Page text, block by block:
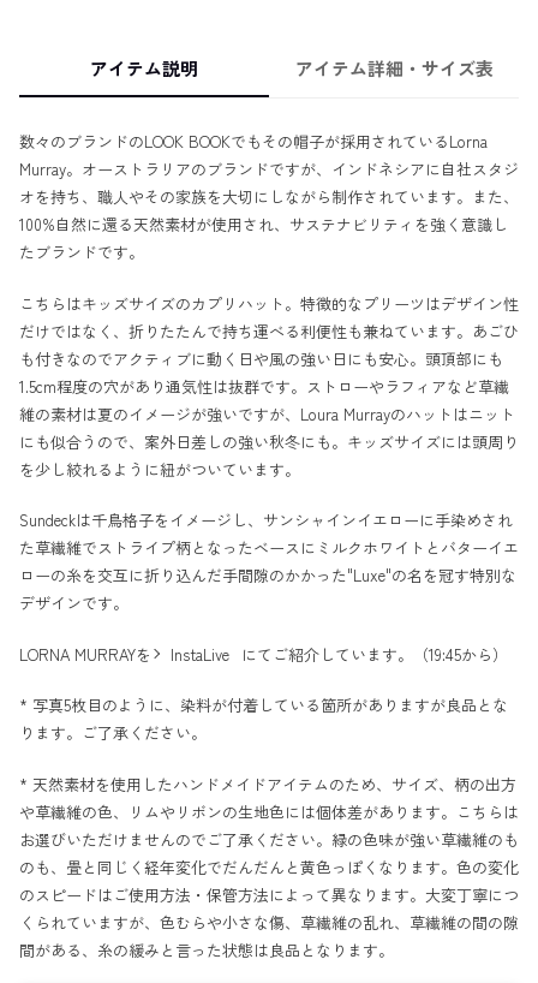
アイテム説明 アイテム詳細・サイズ表
数々のブランドのLOOK BOOKでもその帽子が採用されているLorna
Murray。オーストラリアのブランドですが、インドネシアに自社スタジ
オを持ち、職人やその家族を大切にしながら制作されています。また、
100%自然に還る天然素材が使用され、サステナビリティを強く意識し
たブランドです。
こちらはキッズサイズのカプリハット。特徴的なプリーツはデザイン性
だけではなく、折りたたんで持ち運べる利便性も兼ねています。あごひ
も付きなのでアクティブに動く日や風の強い日にも安心。頭頂部にも
1.5cm程度の穴があり通気性は抜群です。ストローやラフィアなど草繊
維の素材は夏のイメージが強いですが、Loura Murrayのハットはニット
にも似合うので、案外日差しの強い秋冬にも。キッズサイズには頭周り
を少し絞れるように紐がついています。
Sundeckは千鳥格子をイメージし、サンシャインイエローに手染めされ
た草繊維でストライプ柄となったベースにミルクホワイトとバターイエ
ローの糸を交互に折り込んだ手間隙のかかった"Luxe"の名を冠す特別な
デザインです。
LORNA MURRAYを InstaLive にてご紹介しています。（19:45から）
* 写真5枚目のように、染料が付着している箇所がありますが良品とな
ります。ご了承ください。
* 天然素材を使用したハンドメイドアイテムのため、サイズ、柄の出方
や草繊維の色、リムやリボンの生地色には個体差があります。こちらは
お選びいただけませんのでご了承ください。緑の色味が強い草繊維のも
のも、畳と同じく経年変化でだんだんと黄色っぽくなります。色の変化
のスピードはご使用方法・保管方法によって異なります。大変丁寧につ
くられていますが、色むらや小さな傷、草繊維の乱れ、草繊維の間の隙
間がある、糸の緩みと言った状態は良品となります。